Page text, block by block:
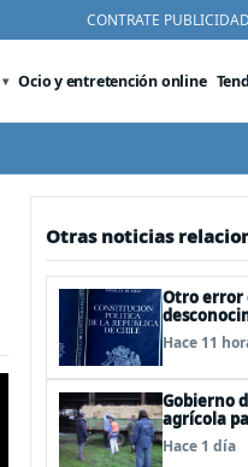
CONTRATE PUBLICIDAD
Ocio y entretención online
Otras noticias
Otro error
Hace 11
Gobierno
agrícola
desastres
frontales
Hace 1 día